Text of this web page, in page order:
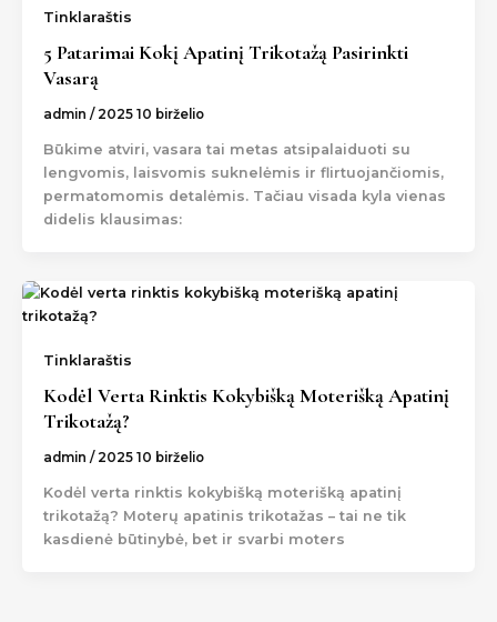
Tinklaraštis
5 Patarimai Kokį Apatinį Trikotažą Pasirinkti
Vasarą
admin / 2025 10 birželio
Būkime atviri, vasara tai metas atsipalaiduoti su
lengvomis, laisvomis suknelėmis ir flirtuojančiomis,
permatomomis detalėmis. Tačiau visada kyla vienas
didelis klausimas:
Tinklaraštis
Kodėl Verta Rinktis Kokybišką Moterišką Apatinį
Trikotažą?
admin / 2025 10 birželio
Kodėl verta rinktis kokybišką moterišką apatinį
trikotažą? Moterų apatinis trikotažas – tai ne tik
kasdienė būtinybė, bet ir svarbi moters